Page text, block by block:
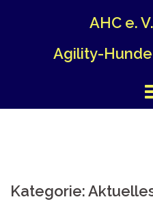
AHC e.
Agility-
Kategorie: